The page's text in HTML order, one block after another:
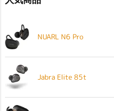
NUARL N6 Pro
Jabra Elite 85t